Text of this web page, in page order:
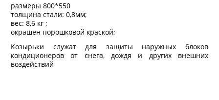
размеры 800*550
толщина стали: 0,8мм;
вес: 8,6 кг ;
окрашен порошковой краской;
Козырьки служат для защиты наружных блоков
кондиционеров от снега, дождя и других внешних
воздействий